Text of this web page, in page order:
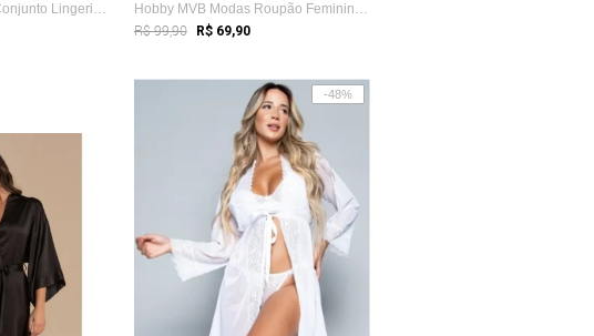
Kit Robe De Tule + Conjunto Lingerie Gri...
Hobby MVB Modas Roupão Feminino Noiva Se...
R$ 99,90 R$ 69,90
-48%